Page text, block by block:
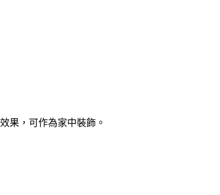
果，可作為家中裝飾。